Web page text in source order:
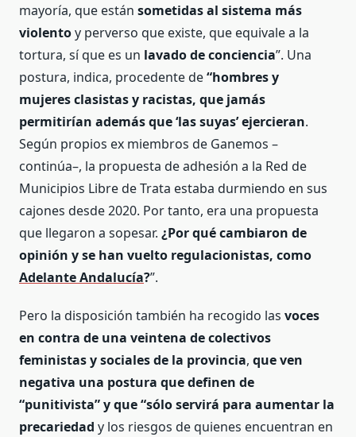
mayoría, que están sometidas al sistema más
violentoy perverso que existe, que equivale a la
tortura, sí que es un lavado de conciencia”. Una
postura, indica, procedente de“hombres y
mujeres clasistas y racistas, que jamás
permitirían además que ‘las suyas’ ejercieran.
Según propios ex miembros de Ganemos –
continúa–, la propuesta de adhesión a la Red de
Municipios Libre de Trata estaba durmiendo en sus
cajones desde 2020. Por tanto, era una propuesta
que llegaron a sopesar. ¿Por qué cambiaron de
opinión y se han vuelto regulacionistas, como
Adelante Andalucía?”.
Pero la disposición también ha recogido las voces
en contra de una veintena de colectivos
feministas y sociales de la provincia, que ven
negativa una postura que definen de
“punitivista” y que “sólo servirá para aumentar la
precariedad y los riesgos de quienes encuentran en